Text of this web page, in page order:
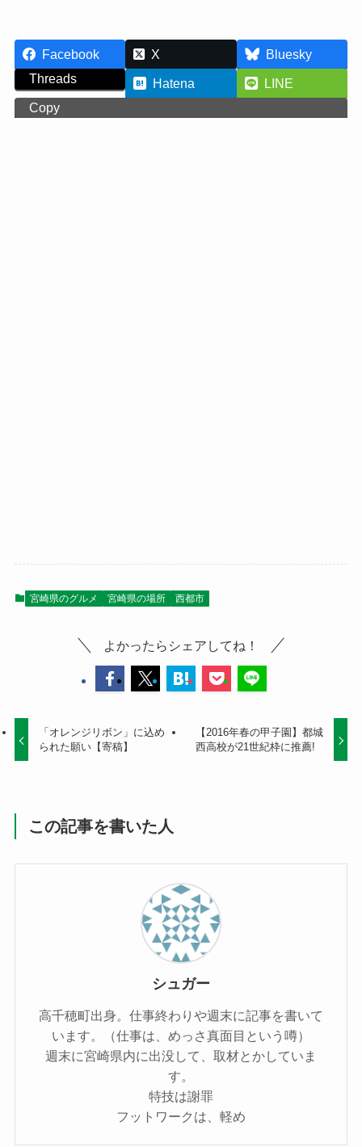
Facebook X
Bluesky
Threads
Hatena
LINE
Copy
宮崎県のグルメ 宮崎県の場所 西都市
よかったらシェアしてね！
「オレンジリボン」に込め
られた願い【寄稿】
【2016年春の甲子園】都城
西高校が21世紀枠に推薦!
この記事を書いた人
シュガー
高千穂町出身。仕事終わりや週末に記事を書いて
います。（仕事は、めっさ真面目という噂）
週末に宮崎県内に出没して、取材とかしていま
す。
特技は謝罪
フットワークは、軽め